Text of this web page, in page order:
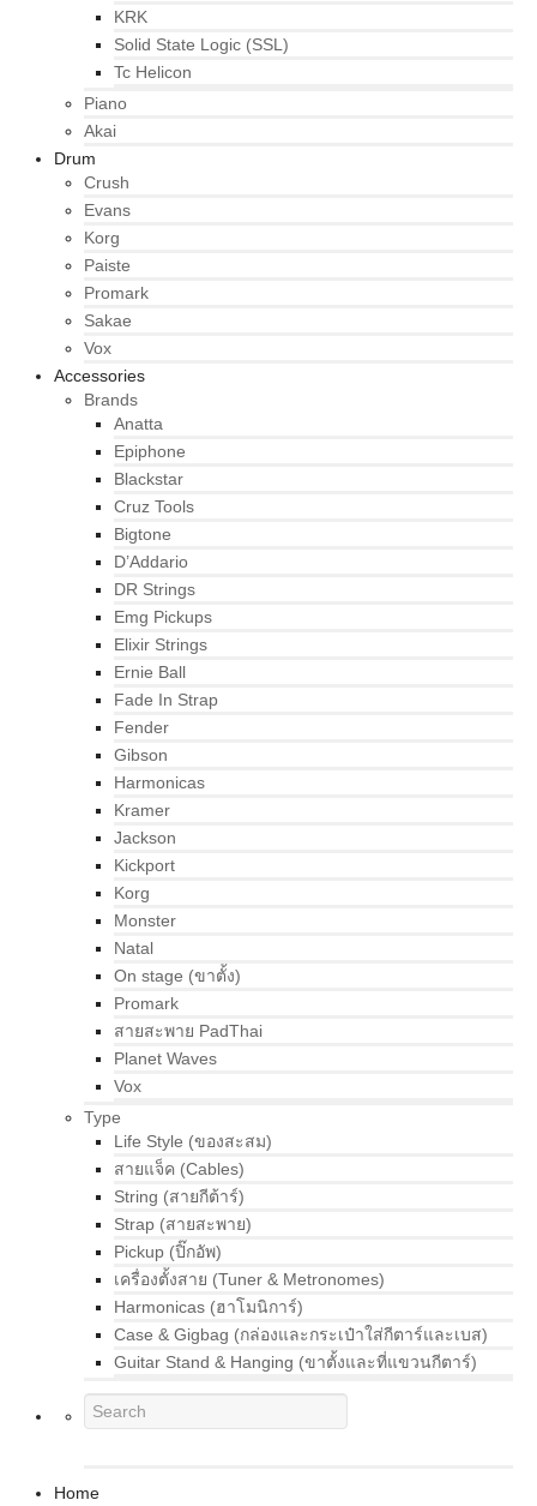
KRK
Solid State Logic (SSL)
Tc Helicon
Piano
Akai
Drum
Crush
Evans
Korg
Paiste
Promark
Sakae
Vox
Accessories
Brands
Anatta
Epiphone
Blackstar
Cruz Tools
Bigtone
D’Addario
DR Strings
Emg Pickups
Elixir Strings
Ernie Ball
Fade In Strap
Fender
Gibson
Harmonicas
Kramer
Jackson
Kickport
Korg
Monster
Natal
On stage (ขาตั้ง)
Promark
สายสะพาย PadThai
Planet Waves
Vox
Type
Life Style (ของสะสม)
สายแจ็ค (Cables)
String (สายกีต้าร์)
Strap (สายสะพาย)
Pickup (ปิ๊กอัพ)
เครื่องตั้งสาย (Tuner & Metronomes)
Harmonicas (ฮาโมนิการ์)
Case & Gigbag (กล่องและกระเป๋าใส่กีตาร์และเบส)
Guitar Stand & Hanging (ขาตั้งและที่แขวนกีตาร์)
Home